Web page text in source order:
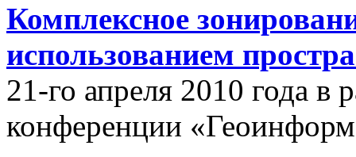
Комплексное
использованием
21-го апреля 2010 года в
конференции